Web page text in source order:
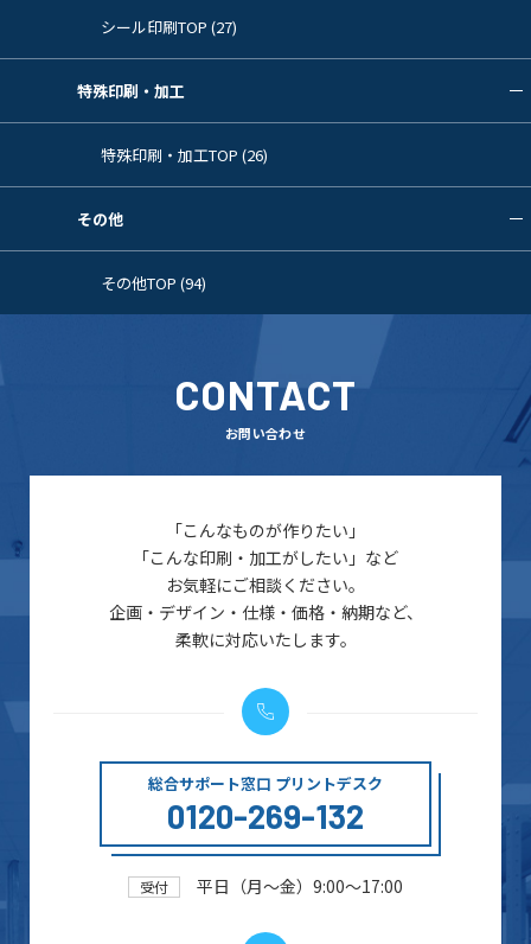
シール印刷TOP (27)
特殊印刷・加工
特殊印刷・加工TOP (26)
その他
その他TOP (94)
CONTACT
お問い合わせ
「こんなものが作りたい」
「こんな印刷・加工がしたい」など
お気軽にご相談ください。
企画・デザイン・仕様・価格・納期など、
柔軟に対応いたします。
総合サポート窓口 プリントデスク
0120-269-132
受付 平日（月～金）9:00～17:00